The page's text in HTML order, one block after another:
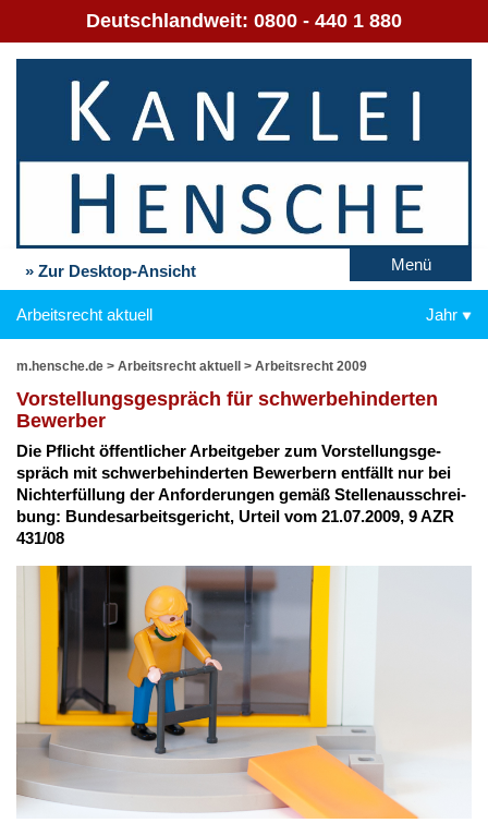
Deutschlandweit: 0800 - 440 1 880
» Zur Desktop-Ansicht Menü
Arbeitsrecht aktuell Jahr
m.hensche.de > Arbeitsrecht aktuell > Arbeitsrecht 2009
Vor­stel­lungs­ge­spräch für schwer­be­hin­der­ten
Be­wer­ber
Die Pflicht öf­fent­li­cher Ar­beit­ge­ber zum Vor­stel­lungs­ge­
spräch mit schwer­be­hin­der­ten Be­wer­bern ent­fällt nur bei
Nicht­er­fül­lung der An­for­de­run­gen ge­mäß Stel­len­aus­schrei­
bung: Bun­des­ar­beits­ge­richt, Ur­teil vom 21.07.2009, 9 AZR
431/08